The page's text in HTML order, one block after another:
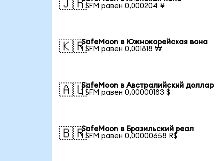
🇯🇵1 SFM равен 0,000204 ¥
🇰🇷SafeMoon в Южнокорейская вона
1 SFM равен 0,001818 ₩
🇦🇺SafeMoon в Австралийский доллар
1 SFM равен 0,00000183 $
🇧🇷SafeMoon в Бразильский реал
1 SFM равен 0,00000658 R$